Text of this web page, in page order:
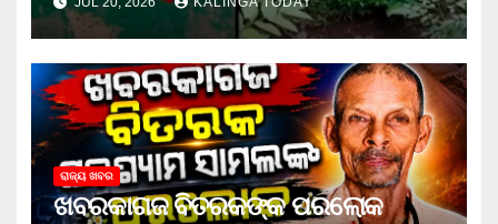
ରାଜ୍ୟ ଖବର
ଖବରକାଗଜ ବିତରକଙ୍କ ପରଲୋକ